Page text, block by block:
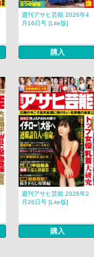
週刊アサヒ芸能 2026年4
月16日号 [Lite版]
購入
週刊アサヒ芸能 2026年2
月26日号 [Lite版]
購入